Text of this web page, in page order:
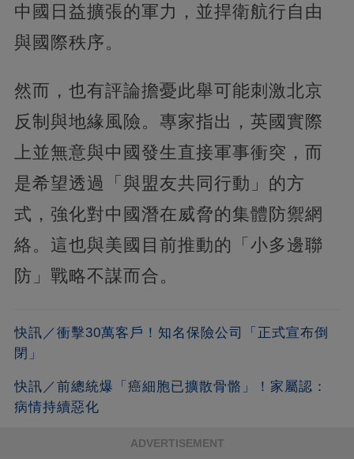
中國日益擴張的軍力，並捍衛航行自由
與國際秩序。
然而，也有評論擔憂此舉可能刺激北京
反制與地緣風險。專家指出，英國實際
上並無意與中國發生直接軍事衝突，而
是希望透過「與盟友共同行動」的方
式，強化對中國潛在威脅的集體防禦網
絡。這也與美國目前推動的「小多邊聯
防」戰略不謀而合。
快訊／衝擊30萬客戶！知名保險公司「正式宣布倒
閉」
快訊／前總統爆「癌細胞已擴散骨骼」！家屬認：
病情持續惡化
ADVERTISEMENT